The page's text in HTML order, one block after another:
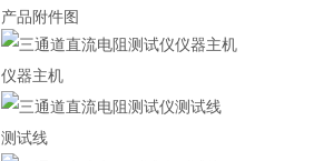
产品附件图
仪器主机
测试线